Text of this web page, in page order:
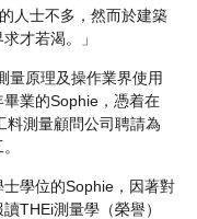
人士不多，然而於建築
才若渴。」
量原理及操作業界使用
業的Sophie，憑着在
料測量顧問公司聘請為
學位的Sophie，因著對
THEi測量學（榮譽）